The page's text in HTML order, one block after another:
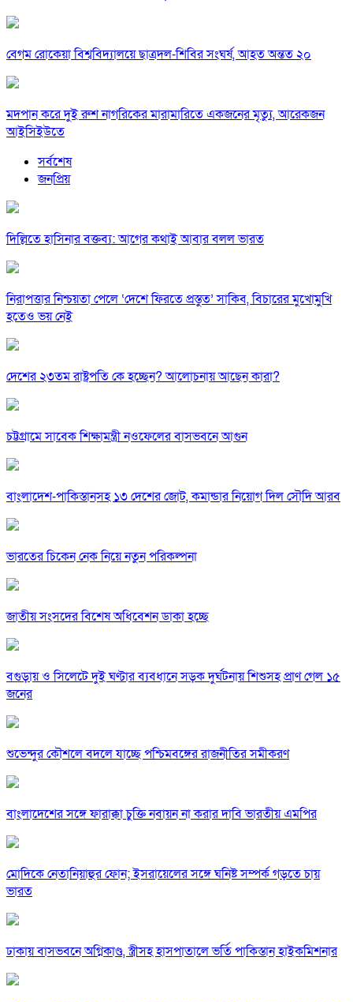
বেগম রোকেয়া বিশ্ববিদ্যালয়ে ছাত্রদল-শিবির সংঘর্ষ, আহত অন্তত ২০
মদপান করে দুই রুশ নাগরিকের মারামারিতে একজনের মৃত্যু, আরেকজন
আইসিইউতে
সর্বশেষ
জনপ্রিয়
দিল্লিতে হাসিনার বক্তব্য: আগের কথাই আবার বলল ভারত
নিরাপত্তার নিশ্চয়তা পেলে ‘দেশে ফিরতে প্রস্তুত’ সাকিব, বিচারের মুখোমুখি
হতেও ভয় নেই
দেশের ২৩তম রাষ্ট্রপতি কে হচ্ছেন? আলোচনায় আছেন কারা?
চট্টগ্রামে সাবেক শিক্ষামন্ত্রী নওফেলের বাসভবনে আগুন
বাংলাদেশ-পাকিস্তানসহ ১৩ দেশের জোট, কমান্ডার নিয়োগ দিল সৌদি আরব
ভারতের চিকেন নেক নিয়ে নতুন পরিকল্পনা
জাতীয় সংসদের বিশেষ অধিবেশন ডাকা হচ্ছে
বগুড়ায় ও সিলেটে দুই ঘণ্টার ব্যবধানে সড়ক দুর্ঘটনায় শিশুসহ প্রাণ গেল ১৫
জনের
শুভেন্দুর কৌশলে বদলে যাচ্ছে পশ্চিমবঙ্গের রাজনীতির সমীকরণ
বাংলাদেশের সঙ্গে ফারাক্কা চুক্তি নবায়ন না করার দাবি ভারতীয় এমপির
মোদিকে নেতানিয়াহুর ফোন; ইসরায়েলের সঙ্গে ঘনিষ্ট সম্পর্ক গড়তে চায়
ভারত
ঢাকায় বাসভবনে অগ্নিকাণ্ড, স্ত্রীসহ হাসপাতালে ভর্তি পাকিস্তান হাইকমিশনার